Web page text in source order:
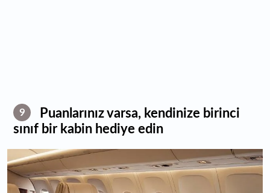
9
Puanlarınız varsa, kendinize birinci
sınıf bir kabin hediye edin